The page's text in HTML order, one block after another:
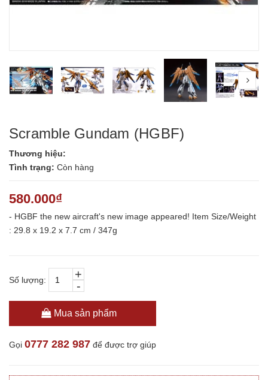
prev
Scramble Gundam (HGBF)
Thương hiệu:
Tình trạng: Còn hàng
580.000₫
- HGBF the new aircraft's new image appeared! Item Size/Weight
: 29.8 x 19.2 x 7.7 cm / 347g
Số lượng: -
+
Mua sản phẩm
Gọi 0777 282 987 để được trợ giúp